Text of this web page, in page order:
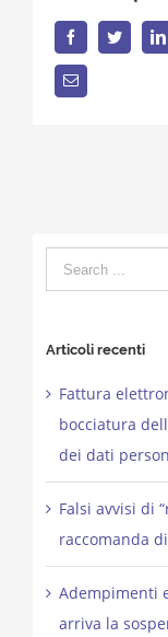
FacebookTwitter
Email
Search
for:
Articoli recenti
Fattura
bocciatura
dei dati
Falsi avvisi di
raccomanda
Adempimenti
arriva la